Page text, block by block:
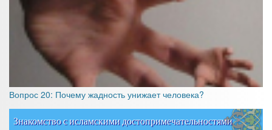
Вопрос 20: Почему жадность унижает человека?
Знакомство с исламскими достопримечательностями